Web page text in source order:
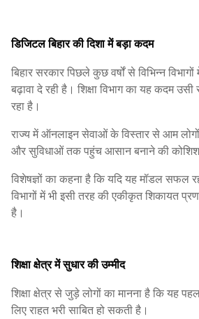
डिजिटल बिहार की दिशा में बड़ा कदम
बिहार सरकार पिछले कुछ वर्षों से विभिन्न
बढ़ावा दे रही है। शिक्षा विभाग का यह कदम उसी
रहा है।
राज्य में ऑनलाइन सेवाओं के विस्तार से आम
और सुविधाओं तक पहुंच आसान बनाने की कोशिश
विशेषज्ञों का कहना है कि यदि यह मॉडल सफल
विभागों में भी इसी तरह की एकीकृत शिकायत
है।
शिक्षा क्षेत्र में सुधार की उम्मीद
शिक्षा क्षेत्र से जुड़े लोगों का मानना है कि यह
लिए राहत भरी साबित हो सकती है।